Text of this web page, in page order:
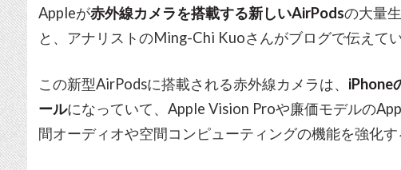
Appleが赤外線カメラを搭載する新しいAirPodsの大量
と、アナリストのMing-Chi Kuoさんがブログで伝えてい
この新型AirPodsに搭載される赤外線カメラは、 iPhone
ールになっていて、Apple Vision Proや廉価モデルの
間オーディオや空間コンピューティングの機能を強化す